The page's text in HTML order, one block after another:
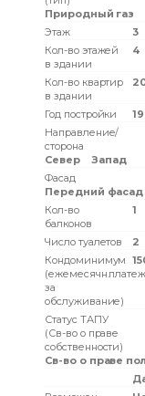
Природный газ
Этаж
3
Кол-во этажей
в здании
4
Кол-во квартир
в здании
Год постройки
Направление/
сторона
Север
Запад
Фасад
Передний фасад
Кол-во
балконов
1
Число туалетов
2
Кондоминимум
за
обслуживание)
Статус ТАПУ
(Св-во о праве
собственности)
Св-во о праве